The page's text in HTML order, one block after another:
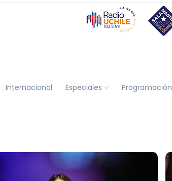
Internacional Especiales Programación